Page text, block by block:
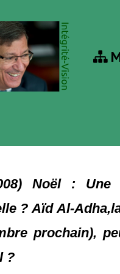
Noël :
? Aïd Al-
prochain),
?